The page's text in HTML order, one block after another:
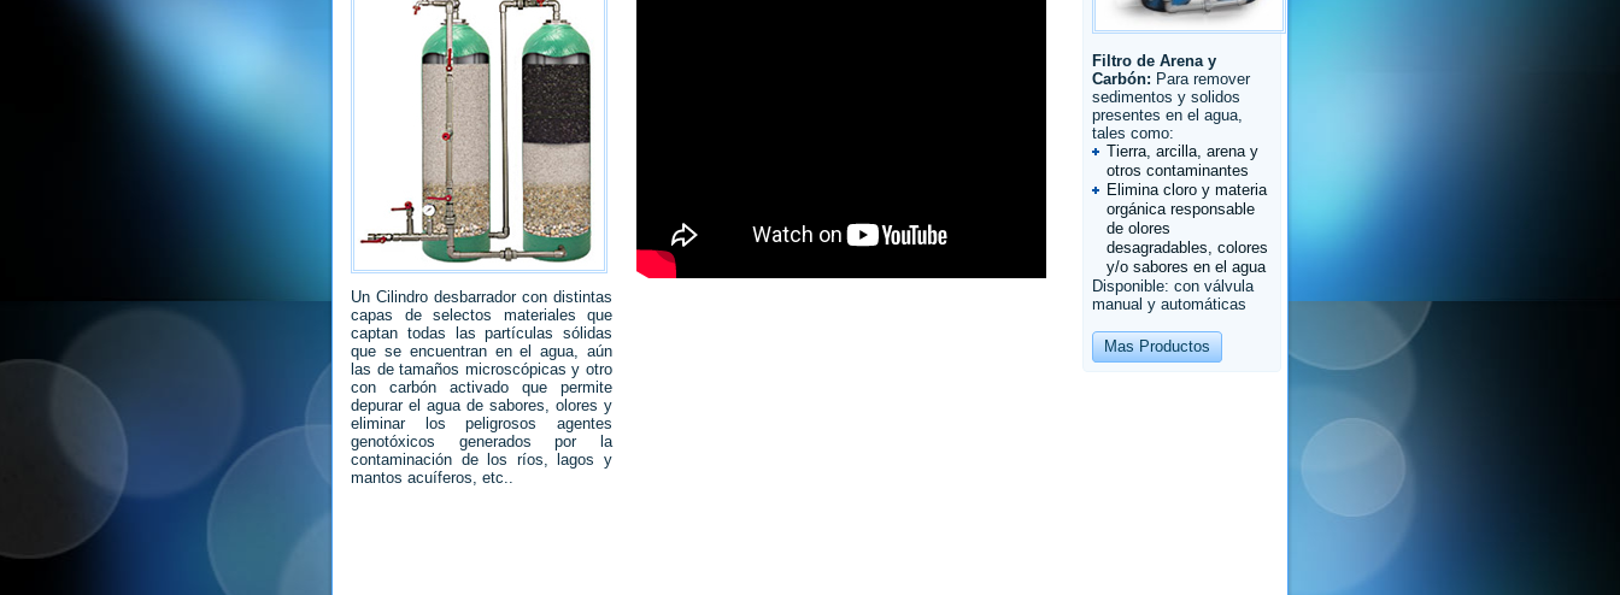
Un Cilindro desbarrador con distintas
capas de selectos materiales que
captan todas las partículas sólidas
que se encuentran en el agua, aún
las de tamaños microscópicas y otro
con carbón activado que permite
depurar el agua de sabores, olores y
eliminar los peligrosos agentes
genotóxicos generados por la
contaminación de los ríos, lagos y
mantos acuíferos, etc..
Filtro de Arena y
Carbón: Para remover
sedimentos y solidos
presentes en el agua,
tales como:
Tierra, arcilla, arena y
otros contaminantes
Elimina cloro y materia
orgánica responsable
de olores
desagradables, colores
y/o sabores en el agua
Disponible: con válvula
manual y automáticas
Mas Productos